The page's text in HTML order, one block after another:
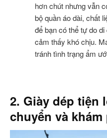
hơn chút nhưng vẫn
bộ quần áo dài, chất
để bạn có thể tự do
cảm thấy khó chịu.
tránh tình trạng ẩm
2. Giày dép tiện
chuyển và khám